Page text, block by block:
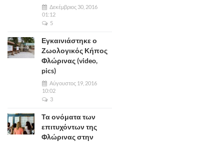
Δεκέμβριος 30, 2016
01:12
5
Εγκαινιάστηκε ο
Ζωολογικός Κήπος
Φλώρινας (video,
pics)
Αύγουστος 19, 2016
10:02
3
Τα ονόματα των
επιτυχόντων της
Φλώρινας στην